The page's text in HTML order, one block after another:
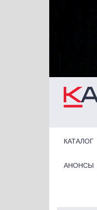
КАТАЛОГ
Primary
АНОНСЫ